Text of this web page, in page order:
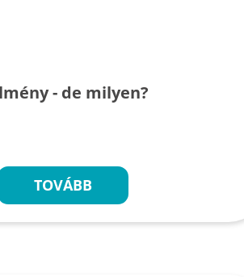
- de milyen?
TOVÁBB